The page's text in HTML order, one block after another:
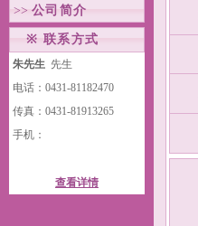
>> 公司简介
※ 联系方式
朱先生 先生
电话：0431-81182470
传真：0431-81913265
手机：
查看详情